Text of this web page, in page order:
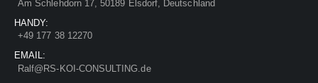
Am Schlehdorn 17, 50189 Elsdorf, Deutschland
HANDY:
+49 177 38 12270
EMAIL:
Ralf@RS-KOI-CONSULTING.de